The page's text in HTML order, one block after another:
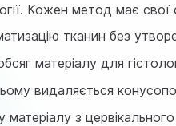
Кожен метод має свої
тканин без
матеріалу для
видаляється
з цервікального